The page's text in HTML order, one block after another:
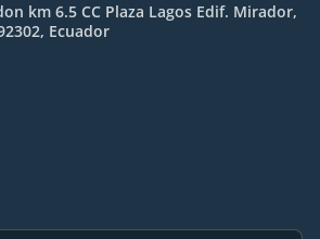
km 6.5 CC Plaza Lagos Edif. Mirador,
Ecuador